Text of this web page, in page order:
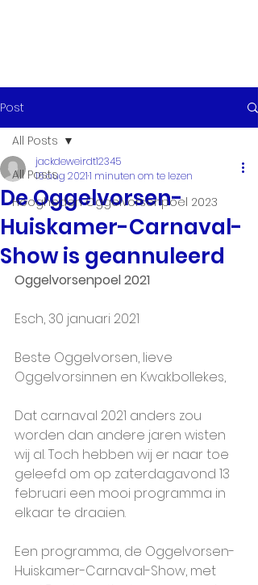
Post
All Posts
Hoogheden Oggelvorsenpoel 2023
All Posts
De Oggelvorsen-
Huiskamer-Carnaval-
Show is geannuleerd
jackdeweirdt12345
16 aug 20211 minuten om te lezen
Oggelvorsenpoel 2021
Esch, 30 januari 2021
Beste Oggelvorsen, lieve
Oggelvorsinnen en Kwakbollekes,
Dat carnaval 2021 anders zou
worden dan andere jaren wisten
wij al. Toch hebben wij er naar toe
geleefd om op zaterdagavond 13
februari een mooi programma in
elkaar te draaien.
Een programma, de Oggelvorsen-
Huiskamer-Carnaval-Show, met